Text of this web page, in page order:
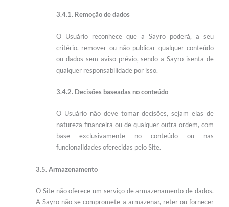
3.4.1. Remoção de dados
O Usuário reconhece que a Sayro poderá, a seu
critério, remover ou não publicar qualquer conteúdo
ou dados sem aviso prévio, sendo a Sayro isenta de
qualquer responsabilidade por isso.
3.4.2. Decisões baseadas no conteúdo
O Usuário não deve tomar decisões, sejam elas de
natureza financeira ou de qualquer outra ordem, com
base exclusivamente no conteúdo ou nas
funcionalidades oferecidas pelo Site.
3.5. Armazenamento
O Site não oferece um serviço de armazenamento de dados.
A Sayro não se compromete a armazenar, reter ou fornecer